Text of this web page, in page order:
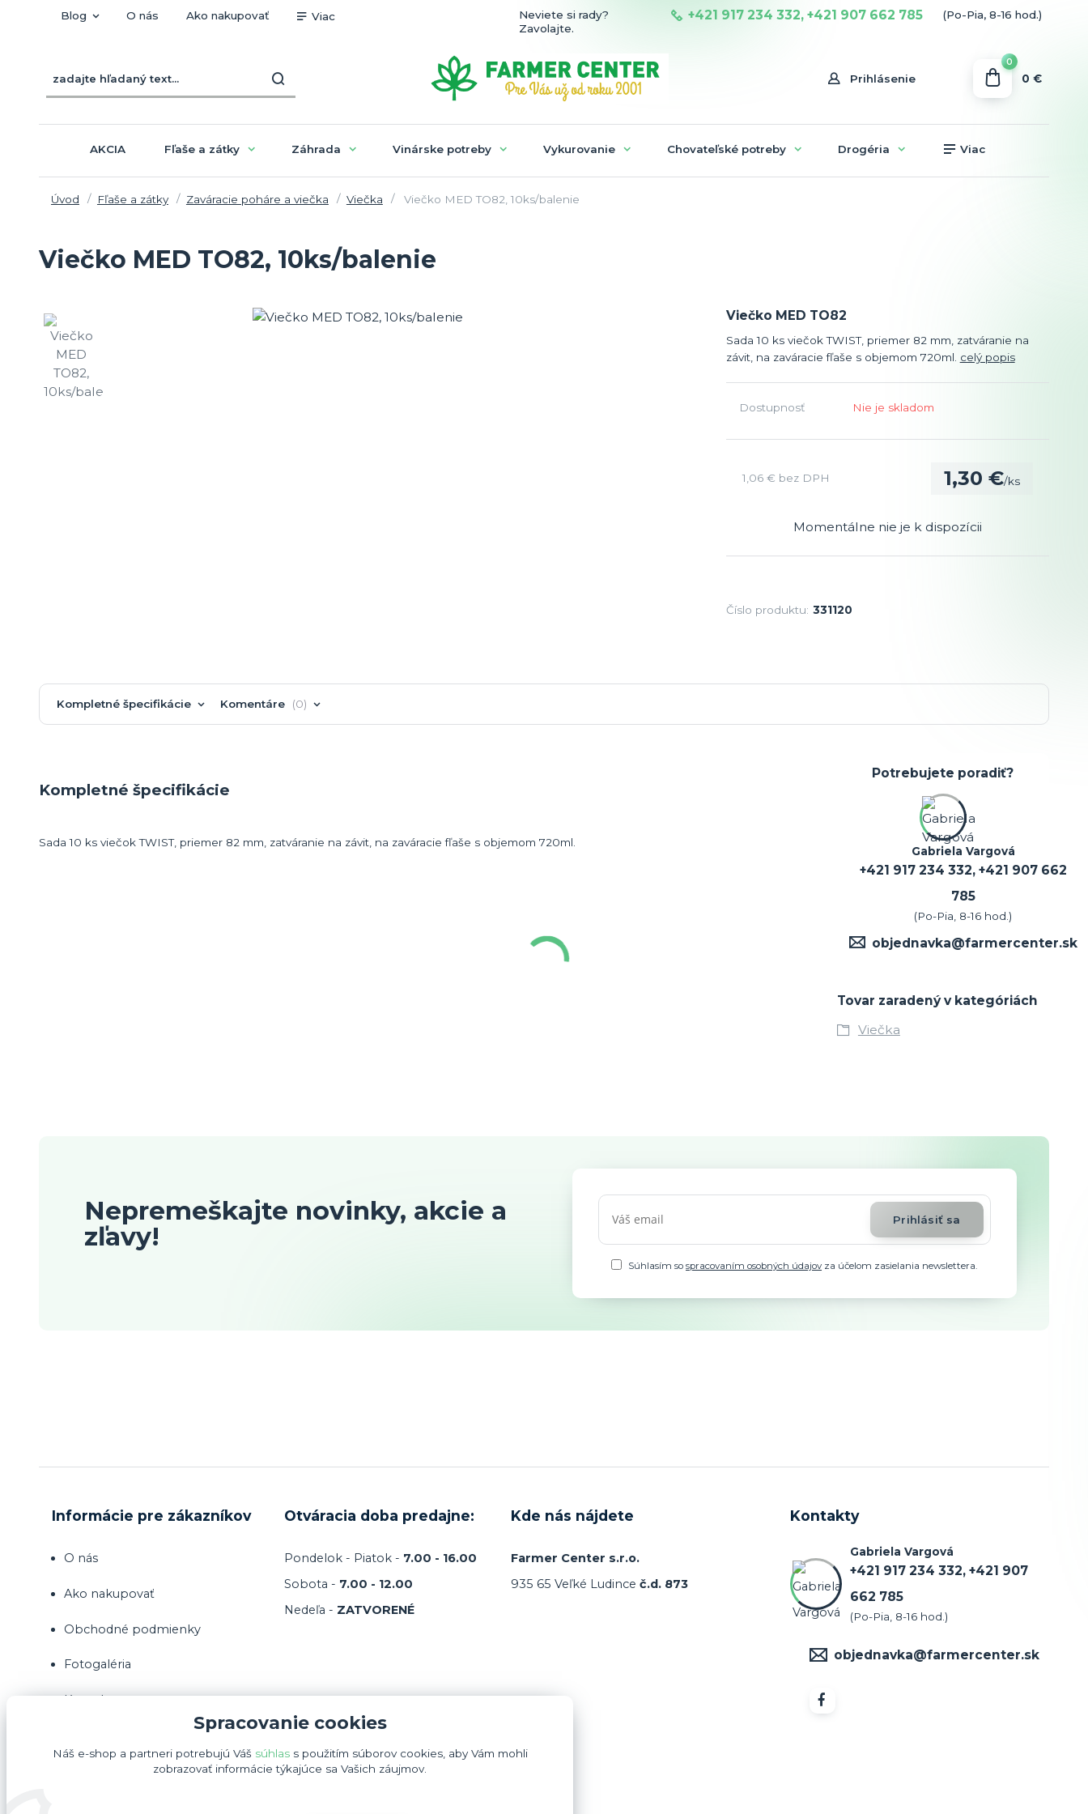
Blog O nás Ako nakupovať Viac
Prihlásenie
Neviete si rady?
Zavolajte.
+421 917 234 332, +421 907 662 785 (Po-Pia, 8-16 hod.)
0
0 €
AKCIA Fľaše a zátky Záhrada Vinárske potreby Vykurovanie Chovateľské potreby Drogéria Viac
Úvod Fľaše a zátky Zaváracie poháre a viečka Viečka Viečko MED TO82, 10ks/balenie
Viečko MED TO82, 10ks/balenie
Viečko MED TO82
Sada 10 ks viečok TWIST, priemer 82 mm, zatváranie na
závit, na zaváracie fľaše s objemom 720ml. celý popis
Dostupnosť Nie je skladom
1,30 €/ks
1,06 € bez DPH
Momentálne nie je k dispozícii
Číslo produktu: 331120
Kompletné špecifikácie Komentáre 0
Kompletné špecifikácie
Sada 10 ks viečok TWIST, priemer 82 mm, zatváranie na závit, na zaváracie fľaše s objemom 720ml.
Potrebujete poradiť?
Gabriela Vargová
+421 917 234 332, +421 907 662
785
(Po-Pia, 8-16 hod.)
objednavka@farmercenter.sk
Tovar zaradený v kategóriách
Viečka
Nepremeškajte novinky, akcie a
zľavy!
Prihlásiť sa
Súhlasím sospracovaním osobných údajov za účelom zasielania newslettera.
Informácie pre zákazníkov
O nás
Ako nakupovať
Obchodné podmienky
Fotogaléria
Kontakty
Otváracia doba predajne:
Pondelok - Piatok - 7.00 - 16.00
Sobota - 7.00 - 12.00
Nedeľa - ZATVORENÉ
Kde nás nájdete
Farmer Center s.r.o.
935 65 Veľké Ludince č.d. 873
Kontakty
Gabriela Vargová
+421 917 234 332, +421 907
662 785
(Po-Pia, 8-16 hod.)
objednavka@farmercenter.sk
Spracovanie cookies
Náš e-shop a partneri potrebujú Váš súhlass použitím súborov cookies, aby Vám mohli
zobrazovať informácie týkajúce sa Vašich záujmov.